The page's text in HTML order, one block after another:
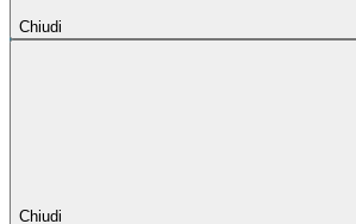
Chiudi
Chiudi